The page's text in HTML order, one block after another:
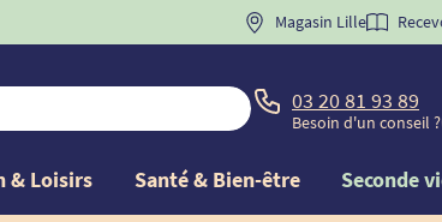
BIENVENUE" pourla 1ère
Magasin Lille
03 20 81 93 89
Besoin d'un conseil ?
& Loisirs Santé & Bien-être Seconde